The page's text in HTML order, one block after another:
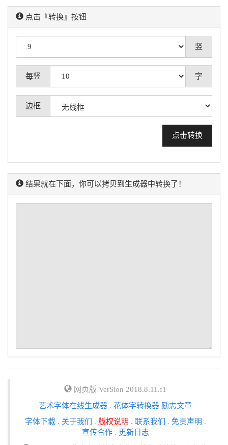
点击『转换』按钮
竖
每竖 字
边框
结果就在下面，你可以拷贝到生成器中转换了！
网页版 VerSion 2018.8.11.f1
艺术字体在线生成器 . 花体字转换器 励志文章
字体下载. 关于我们 . 版权说明 . 联系我们 . 免责声明 .
宣传合作. 更新日志